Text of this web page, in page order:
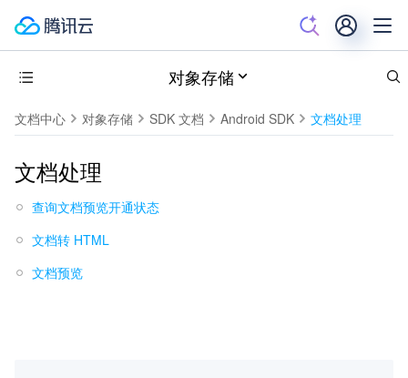
对象存储
文档中心 对象存储 SDK 文档 Android SDK 文档处理
文档处理
查询文档预览开通状态
文档转 HTML
文档预览